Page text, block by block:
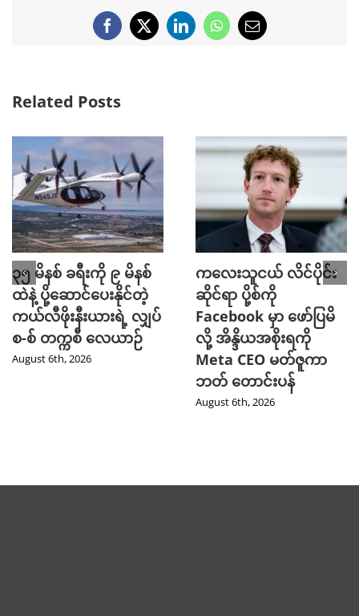
Facebook
X LinkedInWhatsApp
Email
Related Posts
၃၅ မိနစ် ခရီးကို ၉ မိနစ်
ထဲနဲ့ ပို့ဆောင်ပေးနိုင်တဲ့
ကယ်လီဖိုးနီးယားရဲ့ လျှပ်
စ-စ် တက္ကစီ လေယာဉ်
August 6th, 2026
ကလေးသူငယ် လိင်ပိုင်း
ဆိုင်ရာ ပို့စ်ကို
Facebook မှာ ဖော်ပြမိ
လို့ အိန္ဒိယအစိုးရကို
Meta CEO မတ်ဇူကာ
ဘတ် တောင်းပန်
August 6th, 2026